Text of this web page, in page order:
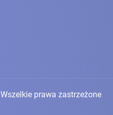
Wszelkie prawa zastrzeżone